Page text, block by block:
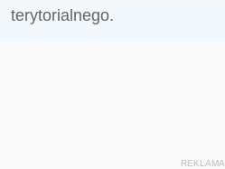
terytorialnego.
REKLAMA